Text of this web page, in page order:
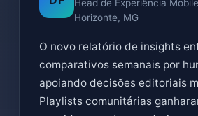
Head de Experiência
Horizonte, MG
O novo relatório de insights
comparativos semanais por
apoiando decisões editoriais
Playlists comunitárias